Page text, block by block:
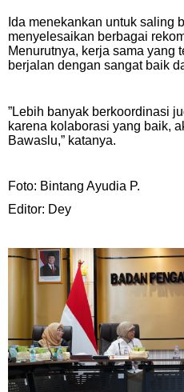
Ida menekankan untuk saling
menyelesaikan berbagai
Menurutnya, kerja sama yang
berjalan dengan sangat baik
”Lebih banyak berkoordinasi
karena kolaborasi yang baik,
Bawaslu,” katanya.
Foto: Bintang Ayudia P.
Editor: Dey